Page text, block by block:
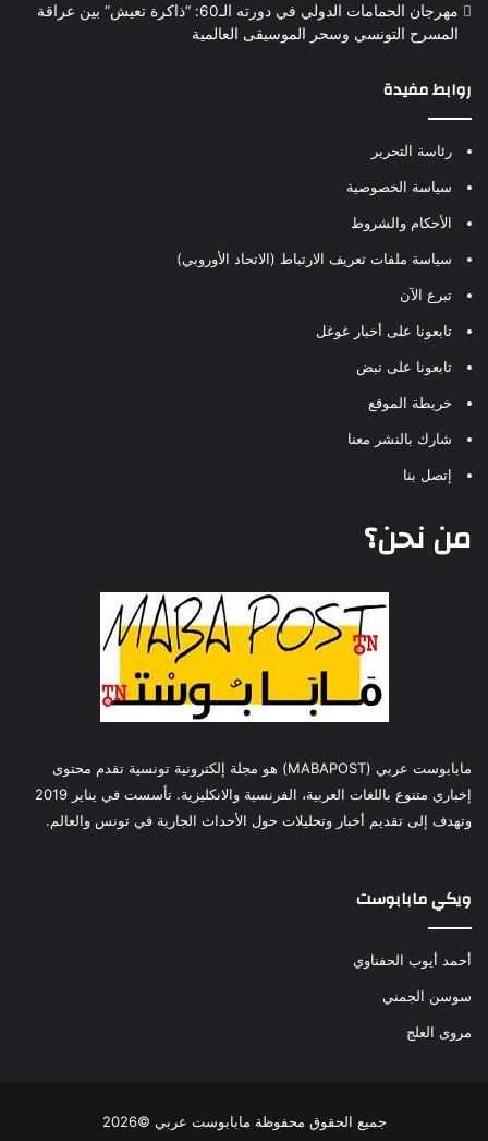
مهرجان الحمامات الدولي في دورته الـ60: “ذاكرة تعيش” بين عراقة
المسرح التونسي وسحر الموسيقى العالمية
روابط مفيدة
رئاسة التحرير
سياسة الخصوصية
الأحكام والشروط
سياسة ملفات تعريف الارتباط (الاتحاد الأوروبي)
تبرع الآن
تابعونا على أخبار غوغل
تابعونا على نبض
خريطة الموقع
شارك بالنشر معنا
إتصل بنا
من نحن؟
مابابوست عربي (MABAPOST) هو مجلة إلكترونية تونسية تقدم محتوى
إخباري متنوع باللغات العربية، الفرنسية والانكليزية. تأسست في يناير 2019
وتهدف إلى تقديم أخبار وتحليلات حول الأحداث الجارية في تونس والعالم.
ويكي مابابوست
أحمد أيوب الحفناوي
سوسن الجمني
مروى العلج
جميع الحقوق محفوظة مابابوست عربي ©2026